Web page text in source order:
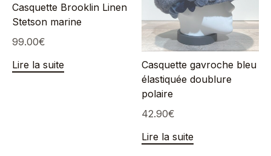
Casquette Brooklin Linen
Stetson marine
99.00€
Lire la suite
Casquette gavroche bleu
élastiquée doublure
polaire
42.90€
Lire la suite